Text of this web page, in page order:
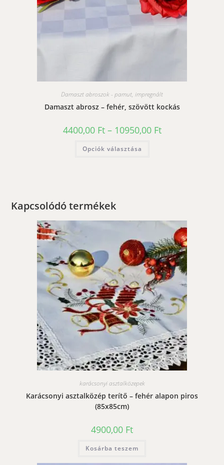
Damaszt abroszok - pamut, impregnált
Damaszt abrosz – fehér, szövött kockás
4400,00 Ft – 10950,00 FtÁrtartomány:
4400,00 Ft
Opciók választása
ki
Kapcsolódó termékek
karácsonyi asztalközepek
Karácsonyi asztalközép terítő – fehér alapon piros
(85x85cm)
4900,00 Ft
Kosárba teszem